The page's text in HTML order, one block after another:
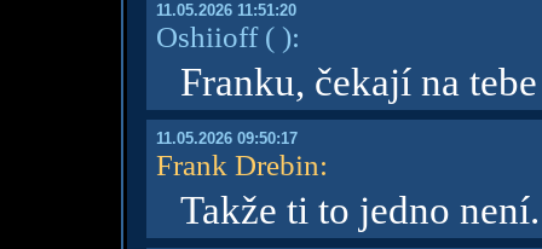
11.05.2026 11:51:20
Oshiioff( ):
Franku, čekají na
11.05.2026 09:50:17
Frank Drebin:
Takže ti to jedno